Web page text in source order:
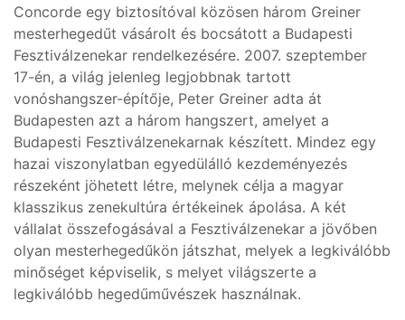
Concorde egy biztosítóval közösen három Greiner
mesterhegedűt vásárolt és bocsátott a Budapesti
Fesztiválzenekar rendelkezésére. 2007. szeptember
17-én, a világ jelenleg legjobbnak tartott
vonóshangszer-építője, Peter Greiner adta át
Budapesten azt a három hangszert, amelyet a
Budapesti Fesztiválzenekarnak készített. Mindez egy
hazai viszonylatban egyedülálló kezdeményezés
részeként jöhetett létre, melynek célja a magyar
klasszikus zenekultúra értékeinek ápolása. A két
vállalat összefogásával a Fesztiválzenekar a jövőben
olyan mesterhegedűkön játszhat, melyek a legkiválóbb
minőséget képviselik, s melyet világszerte a
legkiválóbb hegedűművészek használnak.